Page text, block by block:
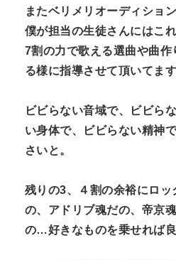
またベリメリオーディショ
僕が担当の生徒さんにはこ
7割の力で歌える選曲や曲
る様に指導させて頂いてます
ビビらない音域で、ビビら
い身体で、ビビらない精神
さいと。
残りの3、４割の余裕にロ
の、アドリブ魂だの、帝京
の…好きなものを乗せれば良